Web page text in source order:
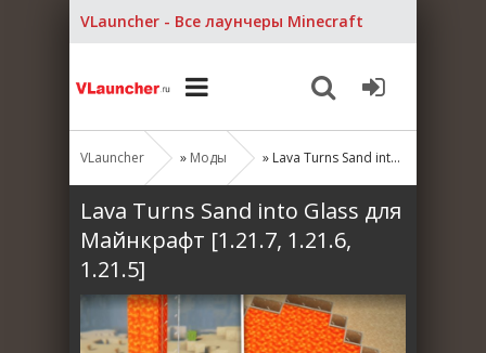
VLauncher - Все лаунчеры Minecraft
VLauncher » Моды » Lava Turns Sand into Glass для Майнкрафт [1.21.7, 1.21.6, 1.21.5]
Lava Turns Sand into Glass для
Майнкрафт [1.21.7, 1.21.6,
1.21.5]